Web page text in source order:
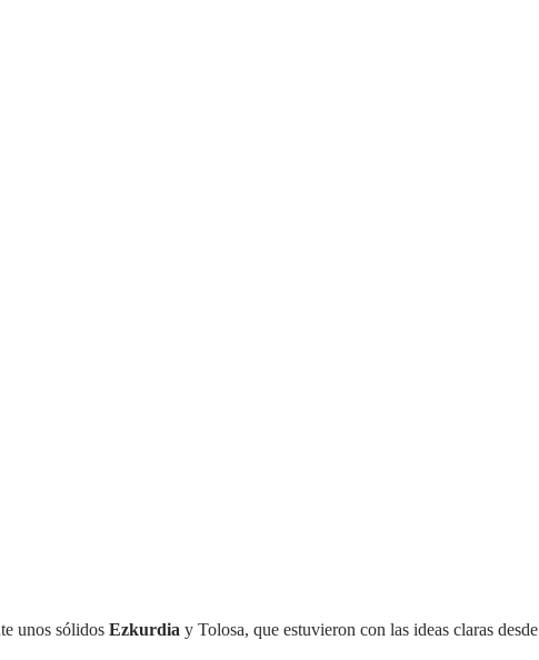
unos sólidos Ezkurdia y Tolosa, que estuvieron con las ideas claras desde